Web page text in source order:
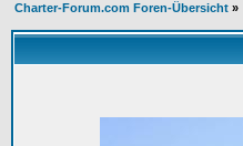
Charter-Forum.com Foren-Übersicht »